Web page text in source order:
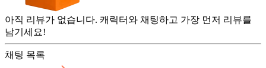
아직 리뷰가 없습니다. 캐릭터와 채팅하고 가장 먼저 리뷰를
남기세요!
채팅 목록